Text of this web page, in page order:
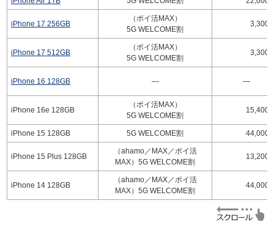
iPhone 17 256GB
（ポイ活MAX）
5G WELCOME割
3,300
iPhone 17 512GB
（ポイ活MAX）
5G WELCOME割
3,300
iPhone 16 128GB — —
iPhone 16e 128GB
（ポイ活MAX）
5G WELCOME割
15,400
iPhone 15 128GB 5G WELCOME割 44,000
iPhone 15 Plus 128GB
（ahamo／MAX／ポイ活
MAX）5G WELCOME割
13,200
iPhone 14 128GB
（ahamo／MAX／ポイ活
MAX）5G WELCOME割
44,000